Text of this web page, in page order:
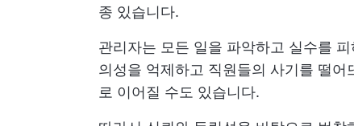
종 있습니다.
관리자는 모든 일을 파악하고 실수를
의성을 억제하고 직원들의 사기를 떨
로 이어질 수도 있습니다.